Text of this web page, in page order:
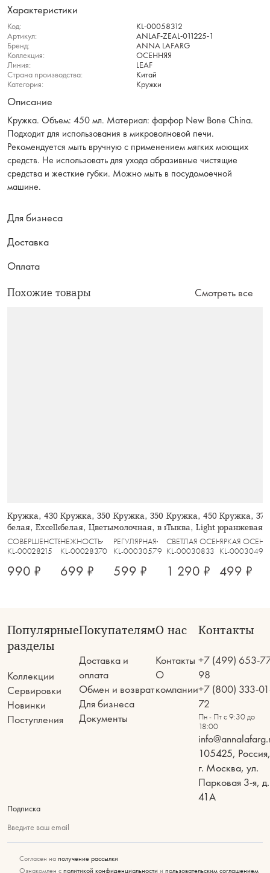
Характеристики
Код:
KL-00058312
Артикул:
ANLAF-ZEAL-011225-1
Бренд:
ANNA LAFARG
Коллекция:
ОСЕННЯЯ
Линия:
LEAF
Страна производства:
Китай
Категория:
Кружки
Описание
Кружка. Объем: 450 мл. Материал: фарфор New Bone China.
Подходит для использования в микроволновой печи.
Рекомендуется мыть вручную с применением мягких моющих
средств. Не использовать для ухода абразивные чистящие
средства и жесткие губки. Можно мыть в посудомоечной
машине.
Для бизнеса
Доставка
Оплата
Похожие товары Смотреть все
Кружка, 430 мл, 2 шт, фарфор F,
белая, Excellence
СОВЕРШЕНСТВО
KL-00028215
990 ₽
Кружка, 350 мл, 2 шт, фарфор P,
белая, Цветы и листья, Florance
НЕЖНОСТЬ
KL-00028370
699 ₽
Кружка, 350 мл, 2 шт, керамика,
молочная, в крапинку, Viveiro
РЕГУЛЯРНАЯ
KL-00030579
599 ₽
Кружка, 450 мл, стекло
Тыква, Light pumpkin
СВЕТЛАЯ ОСЕНЬ
KL-00030833
1 290 ₽
Кружка,
оранжевая,
ЯРКАЯ ОСЕНЬ
KL-00030495
499 ₽
Популярные
разделы
Коллекции
Сервировки
Новинки
Поступления
Покупателям
Доставка и
оплата
Обмен и возврат
Для бизнеса
Документы
О нас
Контакты
О
компании
Контакты
+7 (499) 653-
98
+7 (800) 333-
72
Пн - Пт с 9:30 до
18:00
105425, Россия,
г. Москва, ул.
Парковая 3-я, д.
41А
Подписка
Введите ваш email
Согласен на получение рассылки
Ознакомлен с политикой конфиденциальности и пользовательским соглашением